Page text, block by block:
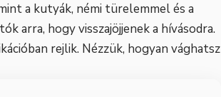
a kutyák, némi türelemmel és a
arra, hogy visszajöjjenek a hívásodra.
rejlik. Nézzük, hogyan vághatsz